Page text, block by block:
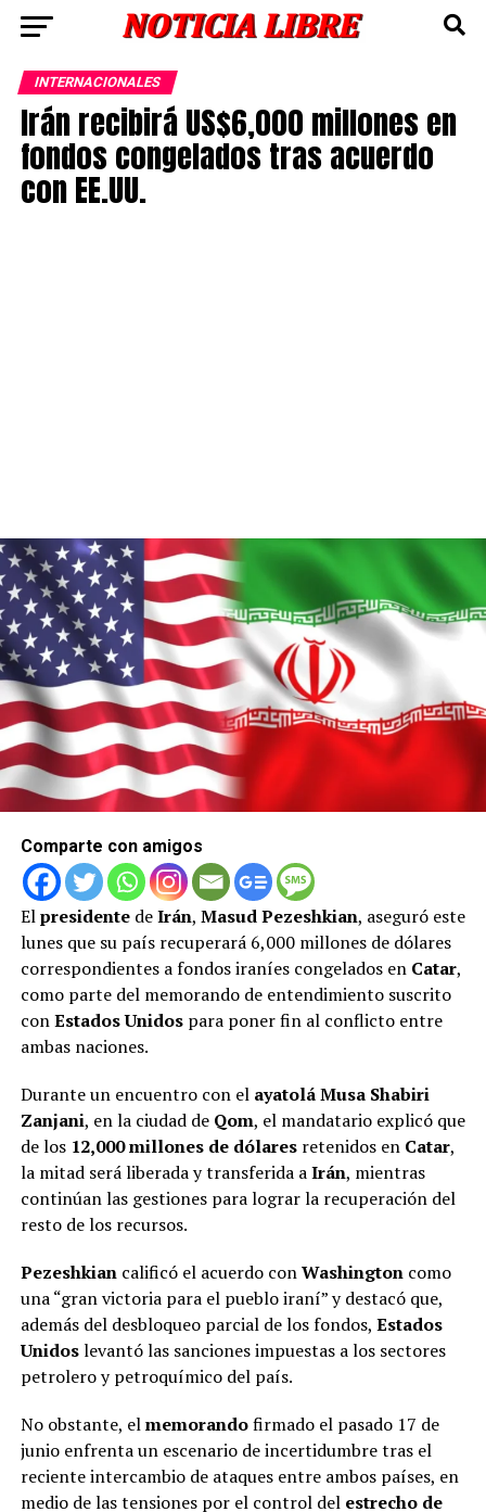
INTERNACIONALES
Irán recibirá US$6,000 millones en
fondos congelados tras acuerdo
con EE.UU.
Comparte con amigos
ElpresidentedeIrán, Masud Pezeshkian, aseguró este
lunes que su país recuperará 6,000 millones de dólares
correspondientes a fondos iraníes congelados en Catar,
como parte del memorando de entendimiento suscrito
conEstados Unidospara poner fin al conflicto entre
ambas naciones.
Durante un encuentro con el ayatolá Musa Shabiri
Zanjani, en la ciudad de Qom, el mandatario explicó que
de los 12,000 millones de dólaresretenidos en Catar,
la mitad será liberada y transferida aIrán, mientras
continúan las gestiones para lograr la recuperación del
resto de los recursos.
Pezeshkiancalificó el acuerdo conWashingtoncomo
una “gran victoria para el pueblo iraní” y destacó que,
además del desbloqueo parcial de los fondos, Estados
Unidoslevantó las sanciones impuestas a los sectores
petrolero y petroquímico del país.
No obstante, elmemorandofirmado el pasado 17 de
junio enfrenta un escenario de incertidumbre tras el
reciente intercambio de ataques entre ambos países, en
medio de las tensiones por el control del estrecho de